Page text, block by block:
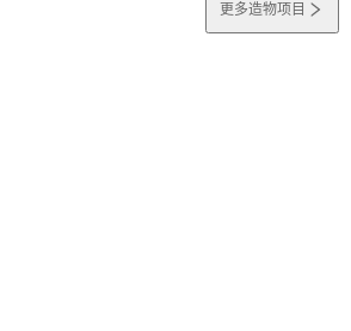
更多造物项目